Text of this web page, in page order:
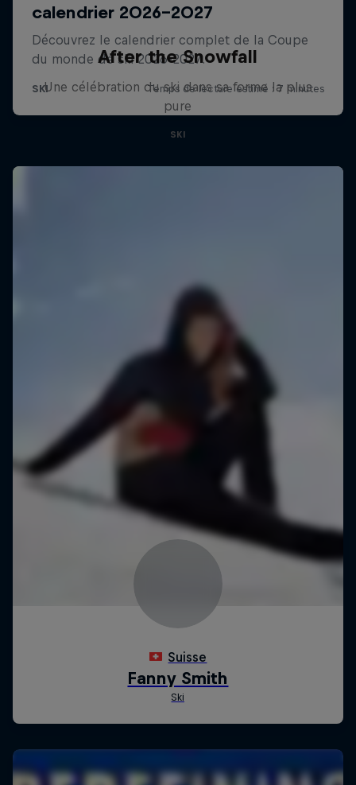
After the Snowfall
Une célébration du ski dans sa forme la plus
pure
SKI